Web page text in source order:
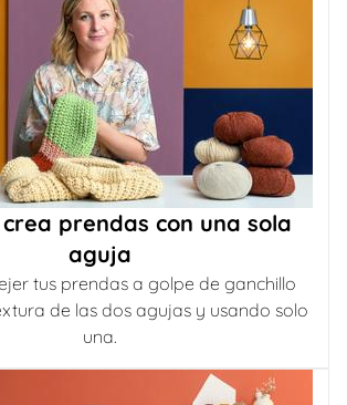
prendas con una sola
aguja
tus prendas a golpe de ganchillo
de las dos agujas y usando solo
una.